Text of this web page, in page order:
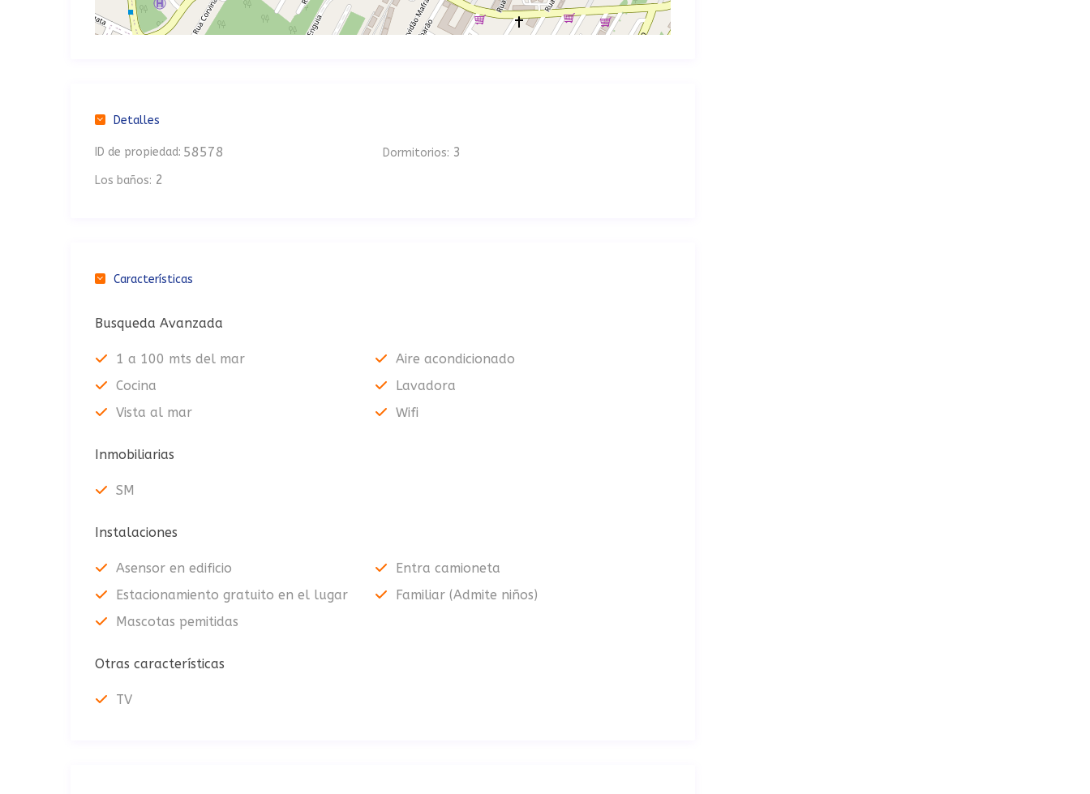
Detalles
ID de propiedad: 58578 Dormitorios: 3
Los baños: 2
Características
Busqueda Avanzada
1 a 100 mts del mar
Aire acondicionado
Cocina
Lavadora
Vista al mar
Wifi
Inmobiliarias
SM
Instalaciones
Asensor en edificio
Entra camioneta
Estacionamiento gratuito en el lugar
Familiar (Admite niños)
Mascotas pemitidas
Otras características
TV